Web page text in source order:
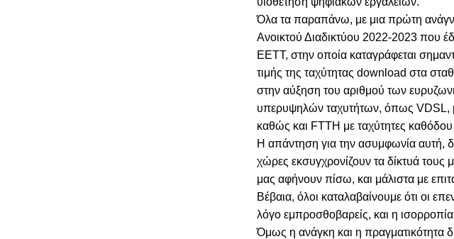
Όλα τα παραπάνω, με μια πρώτη
Ανοικτού Διαδικτύου 2022-2023 που
ΕΕΤΤ, στην οποία καταγράφεται
τιμής της ταχύτητας download στα
στην αύξηση του αριθμού των
υπερυψηλών ταχυτήτων, όπως VDSL,
καθώς και FTTΗ με ταχύτητες
Η απάντηση για την ασυμφωνία αυτή,
χώρες εκσυγχρονίζουν τα δίκτυά τους
μας αφήνουν πίσω, και μάλιστα με
Βέβαια, όλοι καταλαβαίνουμε ότι οι
λόγο εμπροσθοβαρείς, και η
Όμως η ανάγκη και η πραγματικότητα